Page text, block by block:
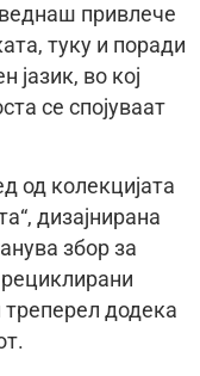
привлече
туку и поради
јазик, во кој
се спојуваат
од колекцијата
дизајнирана
збор за
треперел додека